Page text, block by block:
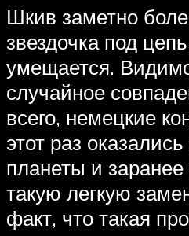
Шкив заметно
звездочка под
умещается.
случайное
всего, немецкие
этот раз
планеты и
такую легкую
факт, что такая